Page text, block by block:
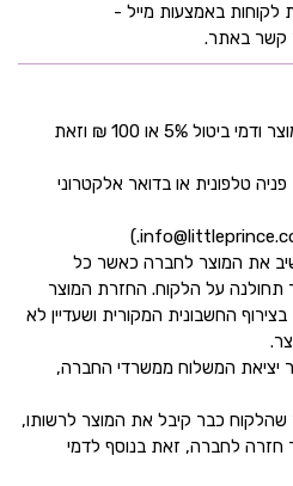
לקוחות באמצעות מייל -
מדיניות ביטול היא מיום קבלת המוצר ודמי ביטול 5% או 100 ₪ וזאת
טלפונית או בדואר אלקטרוני
את המוצר לחברה כאשר כל
תחולנה על הלקוח. החזרת המוצר
החשבונית המקורית ושעדיין לא
יציאת המשלוח ממשרדי החברה,
כבר קיבל את המוצר לרשותו,
חזרה לחברה, זאת בנוסף לדמי